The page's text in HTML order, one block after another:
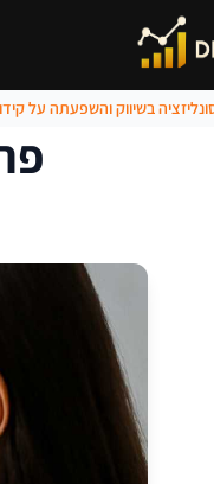
בשיווק והשפעתה על